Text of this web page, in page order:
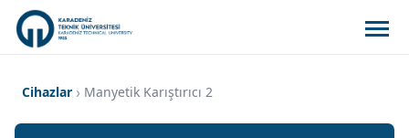
Cihazlar Manyetik Karıştırıcı 2